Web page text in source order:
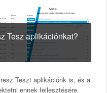
Tesz aplikációnkat?
Teszt aplikációnk is, és a
ennek fejlesztésére.